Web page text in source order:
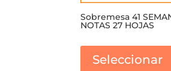
Sobremesa 41
NOTAS 27 HOJAS
Seleccionar